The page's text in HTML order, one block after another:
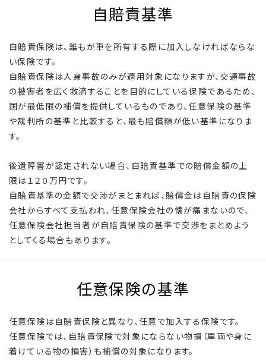
自賠責基準
自賠責保険は、誰もが車を所有する際に加入しなければならな
い保険です。
自賠責保険は人身事故のみが適用対象になりますが、交通事故
の被害者を広く救済することを目的にしている保険であるため、
国が最低限の補償を提供しているものであり、任意保険の基準
や裁判所の基準と比較すると、最も賠償額が低い基準になりま
す。
後遺障害が認定されない場合、自賠責基準での賠償金額の上
限は１２０万円です。
自賠責基準の金額で交渉がまとまれば、賠償金は自賠責の保険
会社からすべて支払われ、任意保険会社の懐が痛まないので、
任意保険会社担当者が自賠責保険の基準で交渉をまとめよう
としてくる場合もあります。
任意保険の基準
任意保険は自賠責保険と異なり、任意で加入する保険です。
任意保険では、自賠責保険で対象にならない物損（車両や身に
着けている物の損害）も補償の対象になります。